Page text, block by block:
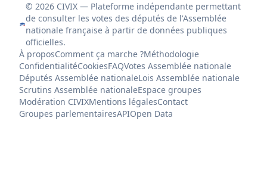
© 2026 CIVIX — Plateforme indépendante permettant
de consulter les votes des députés de l'Assemblée
nationale française à partir de données publiques
officielles.
À proposComment ça marche ?Méthodologie
ConfidentialitéCookiesFAQVotes Assemblée nationale
Députés Assemblée nationaleLois Assemblée nationale
Scrutins Assemblée nationaleEspace groupes
Modération CIVIXMentions légalesContact
Groupes parlementairesAPIOpen Data